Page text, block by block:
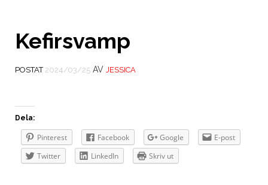
Kefirsvamp
POSTAT 2024/03/25 AV JESSICA
Dela:
Pinterest Facebook Google
E-post
Twitter
LinkedIn Skriv ut